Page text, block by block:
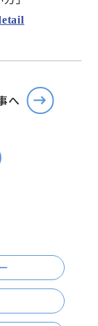
へ